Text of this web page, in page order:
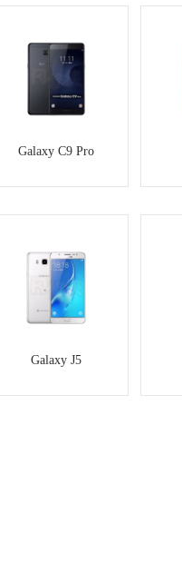
Galaxy C9 Pro
Galaxy J5